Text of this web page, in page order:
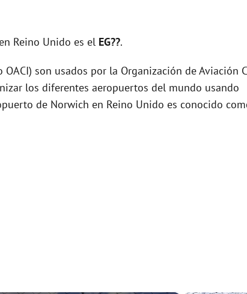
Reino Unido es el EG??.
son usados por la Organización de Aviación
los diferentes aeropuertos del mundo usando
de Norwich en Reino Unido es conocido